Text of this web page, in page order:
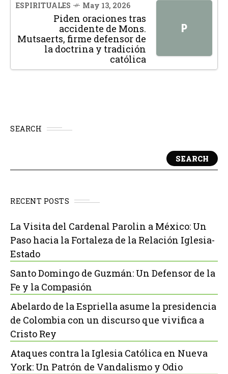
P
ESPIRITUALES May 13, 2026
Piden oraciones tras
accidente de Mons.
Mutsaerts, firme defensor de
la doctrina y tradición
católica
SEARCH
SEARCH
RECENT POSTS
La Visita del Cardenal Parolin a México: Un
Paso hacia la Fortaleza de la Relación Iglesia-
Estado
Santo Domingo de Guzmán: Un Defensor de la
Fe y la Compasión
Abelardo de la Espriella asume la presidencia
de Colombia con un discurso que vivifica a
Cristo Rey
Ataques contra la Iglesia Católica en Nueva
York: Un Patrón de Vandalismo y Odio